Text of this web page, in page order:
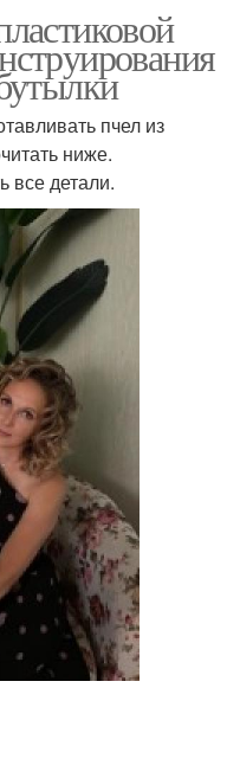
пчел из
ниже.
все детали.